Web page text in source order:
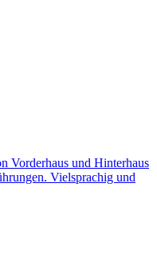
Vorderhaus und Hinterhaus
Vielsprachig und